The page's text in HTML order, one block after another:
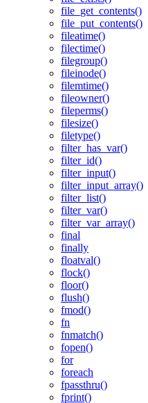
file_get_contents()
file_put_contents()
fileatime()
filectime()
filegroup()
fileinode()
filemtime()
fileowner()
fileperms()
filesize()
filetype()
filter_has_var()
filter_id()
filter_input()
filter_input_array()
filter_list()
filter_var()
filter_var_array()
final
finally
floatval()
flock()
floor()
flush()
fmod()
fn
fnmatch()
fopen()
for
foreach
fpassthru()
fprint()